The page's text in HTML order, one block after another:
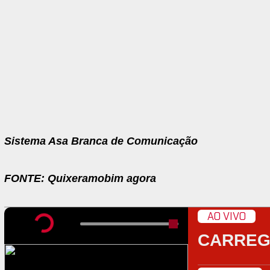
Sistema Asa Branca de Comunicação
FONTE: Quixeramobim agora
AO VIVO